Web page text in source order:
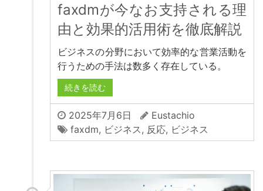
faxdmが今なお支持される理
由と効果的活用術を徹底解説
ビジネスの分野において効率的な営業活動を
行うための手法は数多く存在している。
続きを読む
2025年7月6日
Eustachio
faxdm, ビジネス , 反応, ビジネス